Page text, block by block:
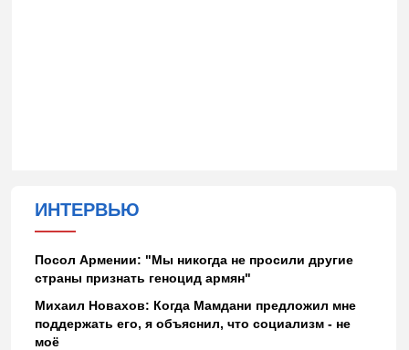
ИНТЕРВЬЮ
Посол Армении: "Мы никогда не просили другие
страны признать геноцид армян"
Михаил Новахов: Когда Мамдани предложил мне
поддержать его, я объяснил, что социализм - не
моё